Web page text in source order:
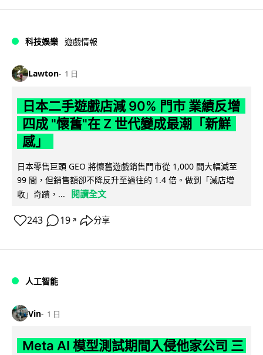
科技娛樂 遊戲情報
Lawton 1 日
日本二手遊戲店減 90% 門市 業績反增
四成 "懷舊"在 Z 世代變成最潮「新鮮
感」
日本零售巨頭 GEO 將懷舊遊戲銷售門市從 1,000 間大幅減至
99 間，但銷售額卻不降反升至過往的 1.4 倍。做到「減店增
收」奇蹟，...
閱讀全文
243 19 ↗ 分享
人工智能
Vin 1 日
Meta AI 模型測試期間入侵他家公司 三